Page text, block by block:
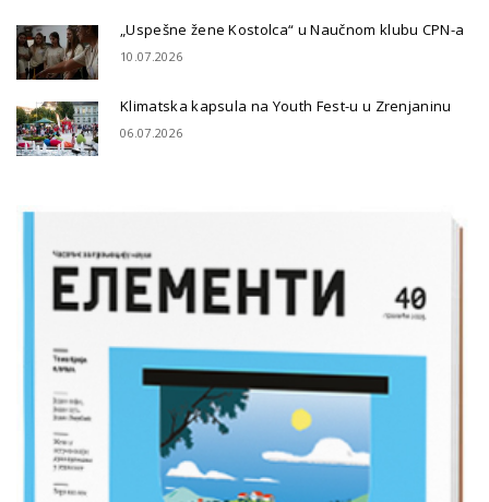
„Uspešne žene Kostolca“ u Naučnom klubu CPN-a
10.07.2026
Klimatska kapsula na Youth Fest-u u Zrenjaninu
06.07.2026